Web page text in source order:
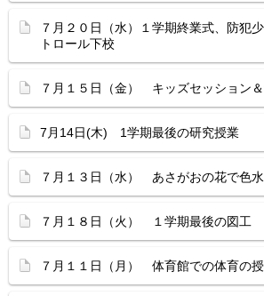
７月２０日（水）１学期終業式、防犯
トロール下校
７月１５日（金） キッズセッション
7月14日(木) 1学期最後の研究授業
７月１３日（水） あさがおの花で色
７月１８日（火） １学期最後の図工
７月１１日（月） 体育館での体育の